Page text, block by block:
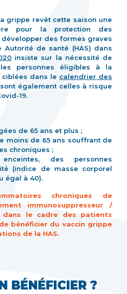
grippe revêt cette saison une
pour la protection des
des formes graves
Autorité de santé (HAS) dans
insiste sur la nécessité de
personnes éligibles à la
dans le calendrier des
également celles à risque
19.
de 65 ans et plus ;
moins de 65 ans souffrant de
chroniques ;
des personnes
(indice de masse corporel
égal à 40).
chroniques de
immunosuppresseur /
dans le cadre des patients
bénéficier du vaccin grippe
de la HAS.
BÉNÉFICIER ?